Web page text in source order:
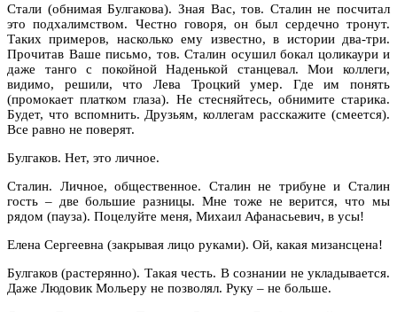
Стали (обнимая Булгакова). Зная Вас, тов. Сталин не посчитал
это подхалимством. Честно говоря, он был сердечно тронут.
Таких примеров, насколько ему известно, в истории два-три.
Прочитав Ваше письмо, тов. Сталин осушил бокал цоликаури и
даже танго с покойной Наденькой станцевал. Мои коллеги,
видимо, решили, что Лева Троцкий умер. Где им понять
(промокает платком глаза). Не стесняйтесь, обнимите старика.
Будет, что вспомнить. Друзьям, коллегам расскажите (смеется).
Все равно не поверят.
Булгаков. Нет, это личное.
Сталин. Личное, общественное. Сталин не трибуне и Сталин
гость – две большие разницы. Мне тоже не верится, что мы
рядом (пауза). Поцелуйте меня, Михаил Афанасьевич, в усы!
Елена Сергеевна (закрывая лицо руками). Ой, какая мизансцена!
Булгаков (растерянно). Такая честь. В сознании не укладывается.
Даже Людовик Мольеру не позволял. Руку – не больше.